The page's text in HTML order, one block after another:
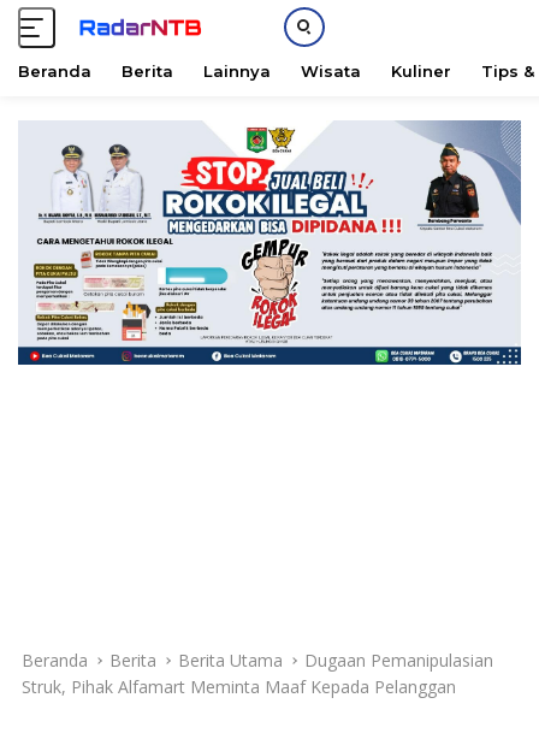
Beranda Berita Lainnya Wisata Kuliner Tips &
Beranda Berita Berita Utama
Dugaan Pemanipulasian
Struk, Pihak Alfamart Meminta Maaf Kepada Pelanggan